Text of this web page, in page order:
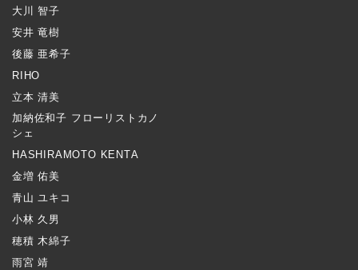
大川 智子
安井 竜樹
後藤 亜希子
RIHO
立本 清美
加納佐和子 フローリストカノ
シェ
HASHIRAMOTO KENTA
金増 佑美
青山 ユキコ
小林 久男
穂積 木綿子
雨宮 靖